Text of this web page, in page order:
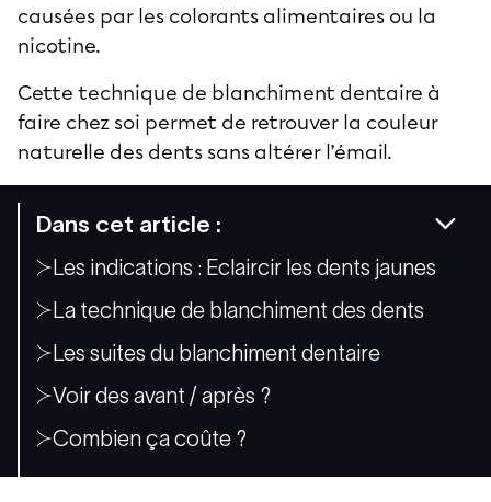
Dans cet article :
Les indications : Eclaircir les dents jaunes
La technique de blanchiment des dents
Les suites du blanchiment dentaire
Voir des avant / après ?
Combien ça coûte ?
causées par les colorants alimentaires ou la
nicotine.
Cette technique de blanchiment dentaire à
faire chez soi permet de retrouver la couleur
naturelle des dents sans altérer l’émail.